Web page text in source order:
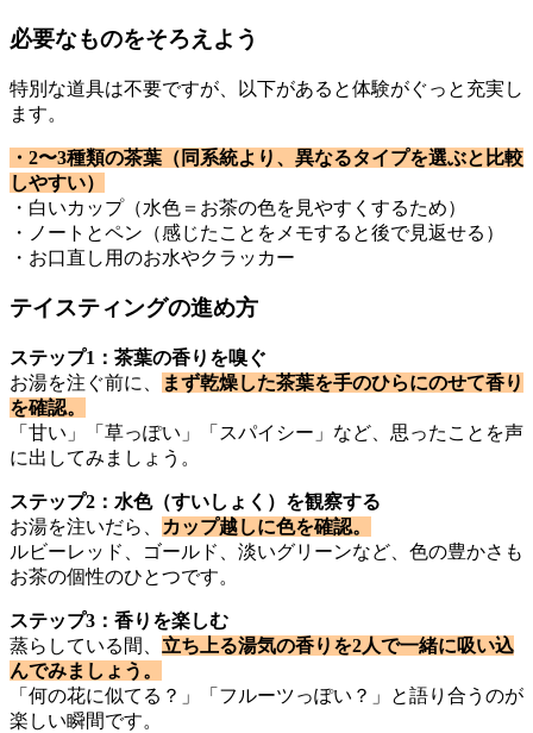
必要なものをそろえよう
特別な道具は不要ですが、以下があると体験がぐっと充実し
ます。
・2〜3種類の茶葉（同系統より、異なるタイプを選ぶと比較
しやすい）
・白いカップ（水色＝お茶の色を見やすくするため）
・ノートとペン（感じたことをメモすると後で見返せる）
・お口直し用のお水やクラッカー
テイスティングの進め方
ステップ1：茶葉の香りを嗅ぐ
お湯を注ぐ前に、
まず乾燥した茶葉を手のひらにのせて香り
を確認。
「甘い」「草っぽい」「スパイシー」など、思ったことを声
に出してみましょう。
ステップ2：水色（すいしょく）を観察する
お湯を注いだら、
カップ越しに色を確認。
ルビーレッド、ゴールド、淡いグリーンなど、色の豊かさも
お茶の個性のひとつです。
ステップ3：香りを楽しむ
蒸らしている間、 立ち上る湯気の香りを2人で一緒に吸い込
んでみましょう。
「何の花に似てる？」「フルーツっぽい？」と語り合うのが
楽しい瞬間です。